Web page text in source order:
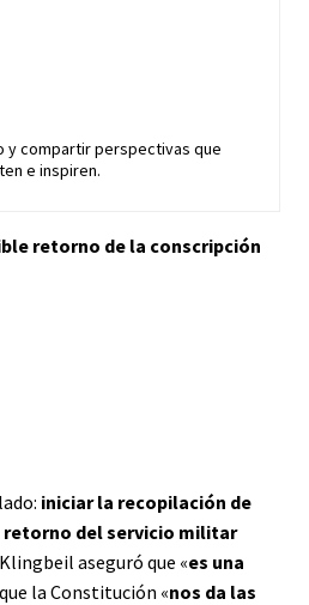
y compartir perspectivas que
e inspiren.
retorno de la conscripción
iniciar la recopilación de
del servicio militar
aseguró que «es una
la Constitución «nos da las